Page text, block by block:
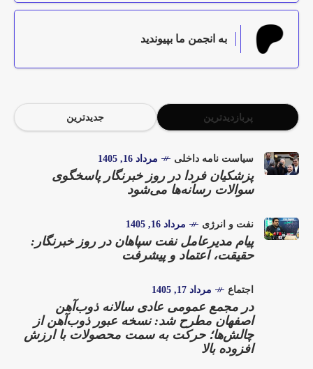
به انجمن ما بپیوندید
پربازدیدترین جدیدترین
سیاست نامه داخلی مرداد 16, 1405
پزشکیان فردا در روز خبرنگار پاسخگوی
سوالات رسانه‌ها می‌شود
نفت و انرژی مرداد 16, 1405
پیام مدیرعامل نفت سپاهان در روز خبرنگار:
حقیقت، اعتماد و پیشرفت
اجتماع مرداد 17, 1405
در مجمع عمومی عادی سالانه ذوب‌آهن
اصفهان مطرح شد: نسخه عبور ذوب‌آهن از
چالش‌ها؛ حرکت به سمت محصولات با ارزش
افزوده بالا